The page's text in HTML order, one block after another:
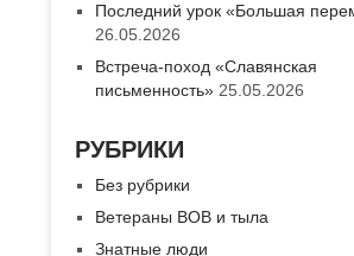
Последний урок «Большая
26.05.2026
Встреча-поход «Славянская
письменность» 25.05.2026
РУБРИКИ
Без рубрики
Ветераны ВОВ и тыла
Знатные люди